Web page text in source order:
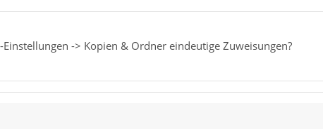
-> Kopien & Ordner eindeutige Zuweisungen?